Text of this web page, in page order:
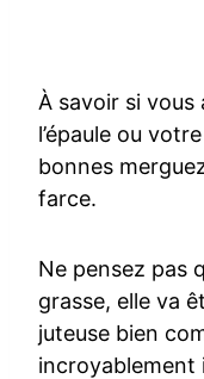
À savoir si vous
l’épaule ou
bonnes
farce.
Ne pensez pas
grasse, elle va
juteuse bien
incroyablement